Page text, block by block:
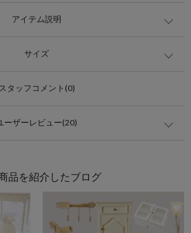
アイテム説明
サイズ
スタッフコメント(0)
ーザーレビュー(20)
品を紹介したブログ